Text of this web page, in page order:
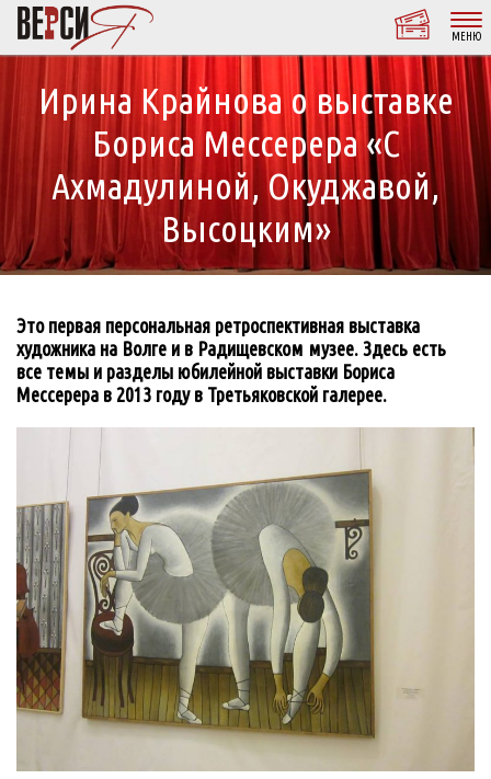
МЕНЮ
Ирина Крайнова о выставке
Бориса Мессерера «С
Ахмадулиной, Окуджавой,
Высоцким»
Это первая персональная ретроспективная выставка
художника на Волге и в Радищевском музее. Здесь есть
все темы и разделы юбилейной выставки Бориса
Мессерера в 2013 году в Третьяковской галерее.